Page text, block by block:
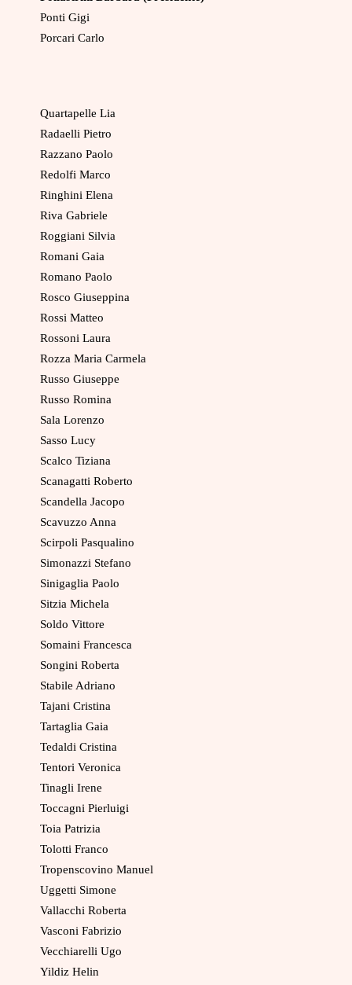
Ponti Gigi
Porcari Carlo
Quartapelle Lia
Radaelli Pietro
Razzano Paolo
Redolfi Marco
Ringhini Elena
Riva Gabriele
Roggiani Silvia
Romani Gaia
Romano Paolo
Rosco Giuseppina
Rossi Matteo
Rossoni Laura
Rozza Maria Carmela
Russo Giuseppe
Russo Romina
Sala Lorenzo
Sasso Lucy
Scalco Tiziana
Scanagatti Roberto
Scandella Jacopo
Scavuzzo Anna
Scirpoli Pasqualino
Simonazzi Stefano
Sinigaglia Paolo
Sitzia Michela
Soldo Vittore
Somaini Francesca
Songini Roberta
Stabile Adriano
Tajani Cristina
Tartaglia Gaia
Tedaldi Cristina
Tentori Veronica
Tinagli Irene
Toccagni Pierluigi
Toia Patrizia
Tolotti Franco
Tropenscovino Manuel
Uggetti Simone
Vallacchi Roberta
Vasconi Fabrizio
Vecchiarelli Ugo
Yildiz Helin